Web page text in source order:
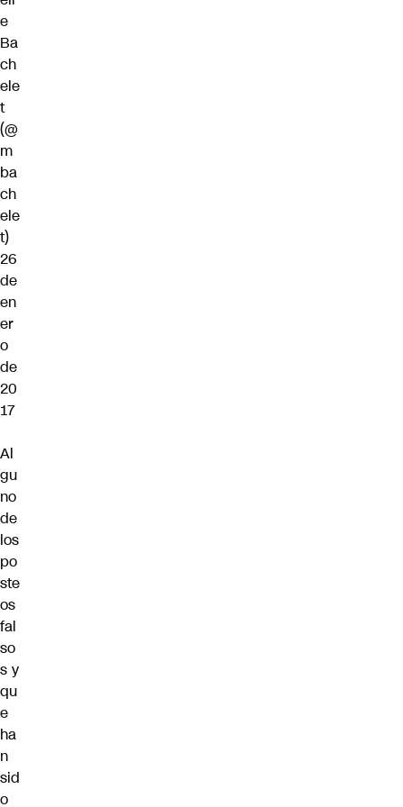
e
Ba
ch
ele
t
(@
m
ba
ch
ele
t)
26
de
en
er
o
de
20
17
Al
gu
no
de
los
po
ste
os
fal
so
s y
qu
e
ha
n
sid
o